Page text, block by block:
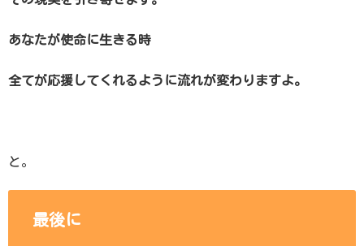
あなたが使命に生きる時
全てが応援してくれるように流れが変わりますよ。
と。
最後に